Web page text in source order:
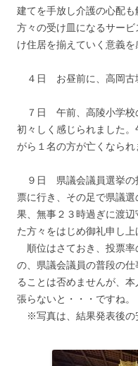
建てを手放し介護の心配
方々の受け皿になるサー
け住居を揃えていく意義を
４日 お昼前に、高岡古
７日 午前、高陵小学校
初々しく感じられました
がら１名の方が亡くなられ
９日 県議会議員選挙の
票に行き、その足で県議
果、無事２３時過ぎに渡
た方々をはじめ御礼申し上
順位はさておき、投票率
の、県議会議員の普段の
ることは否めませんが、
張らないと・・・ですね。
※写真は、結果発表後の